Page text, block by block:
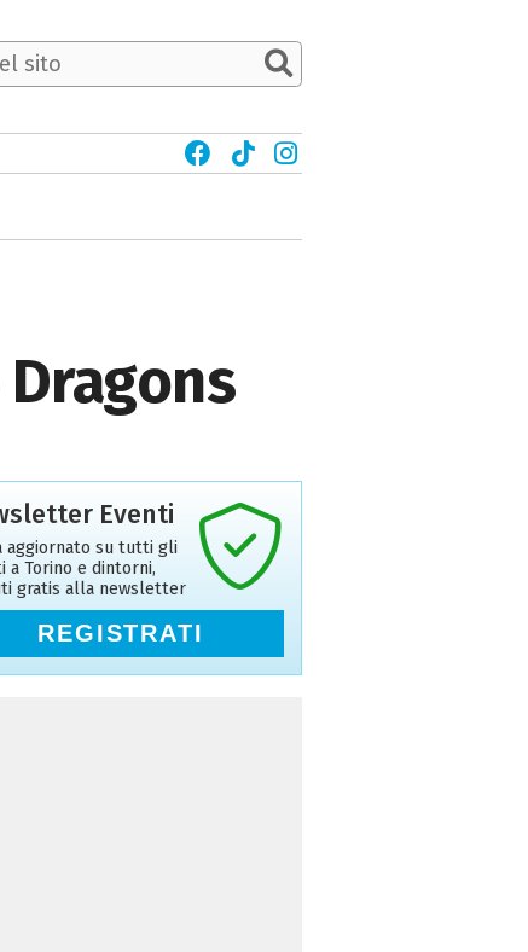
Eventi
aggiornato su tutti gli
a Torino e dintorni,
gratis alla newsletter
REGISTRATI